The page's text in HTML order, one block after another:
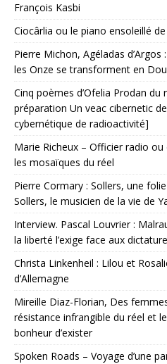
François Kasbi
Ciocârlia ou le piano ensoleillé
Pierre Michon, Agéladas
les Onze se transforment en
Cinq poèmes d’Ofelia Prodan du
préparation Un veac cibernetic
cybernétique de radioactivité]
Marie Richeux – Officier radio
les mosaïques du réel
Pierre Cormary : Sollers, une
Sollers, le musicien de la vie de
Interview. Pascal Louvrier :
la liberté l’exige face aux
Christa Linkenheil : Lilou et
d’Allemagne
Mireille Diaz-Florian, Des
résistance infrangible du réel et
bonheur d’exister
Spoken Roads – Voyage d’une